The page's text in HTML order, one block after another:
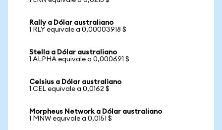
Rally a Dólar australiano
1 RLY equivale a 0,00003918 $
Stella a Dólar australiano
1 ALPHA equivale a 0,000691 $
Celsius a Dólar australiano
1 CEL equivale a 0,0162 $
Morpheus Network a Dólar australiano
1 MNW equivale a 0,0151 $